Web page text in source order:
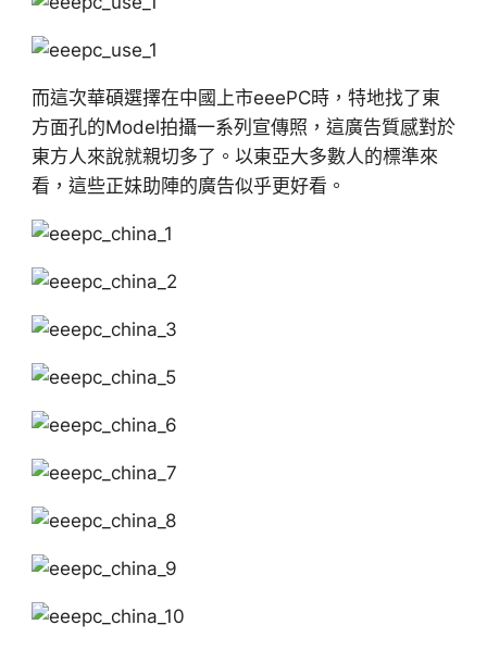
而這次華碩選擇在中國上市eeePC時，特地找了東
方面孔的Model拍攝一系列宣傳照，這廣告質感對於
東方人來說就親切多了。以東亞大多數人的標準來
看，這些正妹助陣的廣告似乎更好看。